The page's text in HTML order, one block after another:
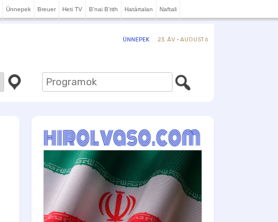
Ünnepek Breuer Heti TV B'nai B'rith Határtalan Naftali
ÜNNEPEK 23. ÁV · AUGUST 6